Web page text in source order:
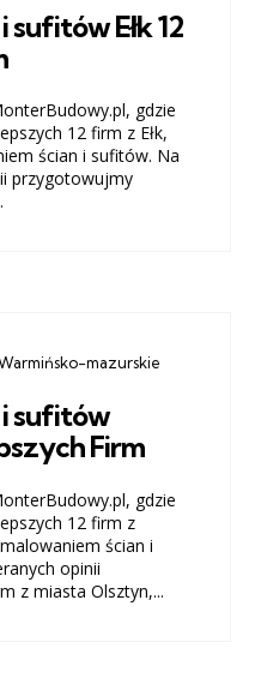
sufitów Ełk 12
gdzie
12 firm z Ełk,
ścian i sufitów. Na
przygotowujmy
mazurskie
i sufitów
Firm
gdzie
12 firm z
ścian i
opinii
z miasta Olsztyn,...